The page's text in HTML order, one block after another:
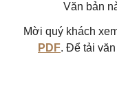
Văn bản
Mời quý khách
PDF. Để tải